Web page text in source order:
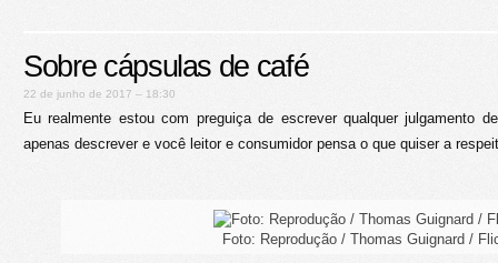
Sobre cápsulas de café
22 de junho de 2017 – 18:30
Eu realmente estou com preguiça de escrever qualquer julgamento
apenas descrever e você leitor e consumidor pensa o que quiser a
Foto: Reprodução / Thomas Guignard /